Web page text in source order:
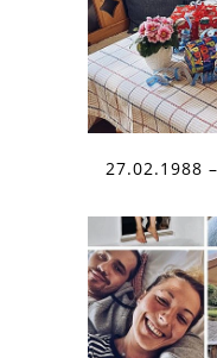
27.02.1988 –